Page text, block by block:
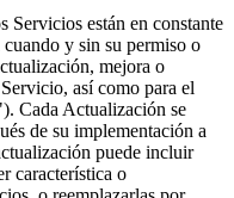
Servicios están en constante
y sin su permiso o
mejora o
así como para el
Cada Actualización se
de su implementación a
puede incluir
característica o